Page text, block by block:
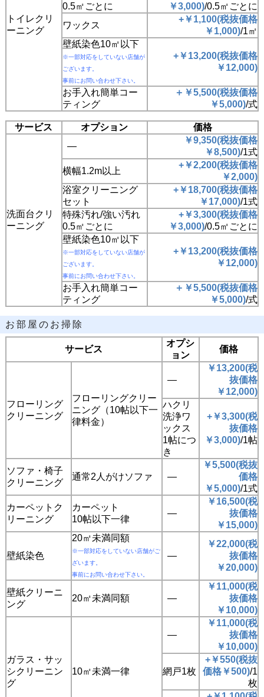
トイレクリ
ーニング
0.5㎡ごとに
￥3,000)/0.5㎡ごとに
ワックス
+￥1,100(税抜価格
￥1,000)/1㎡
壁紙染色10㎡以下
※一部対応をしていない店舗が
ございます。
事前にお問い合わせ下さい。
+￥13,200(税抜価格
￥12,000)
お手入れ簡単コー
ティング
＋￥5,500(税抜価格
￥5,000)/式
サービス オプション 価格
洗面台クリ
ーニング
―
￥9,350(税抜価格
￥8,500)/1式
横幅1.2m以上
+￥2,200(税抜価格
￥2,000)
浴室クリーニング
セット
+￥18,700(税抜価格
￥17,000)/1式
特殊汚れ/強い汚れ
0.5㎡ごとに
+￥3,300(税抜価格
￥3,000)/0.5㎡ごとに
壁紙染色10㎡以下
※一部対応をしていない店舗が
ございます。
事前にお問い合わせ下さい。
+￥13,200(税抜価格
￥12,000)
お手入れ簡単コー
ティング
＋￥5,500(税抜価格
￥5,000)/式
お部屋のお掃除
サービス
オプシ
ョン
価格
フローリング
クリーニング
フローリングクリー
ニング（10帖以下一
律料金）
―
￥13,200(税
抜価格
￥12,000)
ハクリ
洗浄ワ
ックス
1帖につ
き
+￥3,300(税
抜価格
￥3,000)/1帖
ソファ・椅子
クリーニング
通常2人がけソファ ―
￥5,500(税抜
価格
￥5,000)/1式
カーペットク
リーニング
カーペット
10帖以下一律
―
￥16,500(税
抜価格
￥15,000)
壁紙染色
20㎡未満同額
※一部対応をしていない店舗がご
ざいます。
事前にお問い合わせ下さい。
―
￥22,000(税
抜価格
￥20,000)
壁紙クリーニ
ング
20㎡未満同額 ―
￥11,000(税
抜価格
￥10,000)
ガラス・サッ
シクリーニン
グ
10㎡未満一律
―
￥11,000(税
抜価格
￥10,000)
網戸1枚
+￥550(税抜
価格￥500)/1
枚